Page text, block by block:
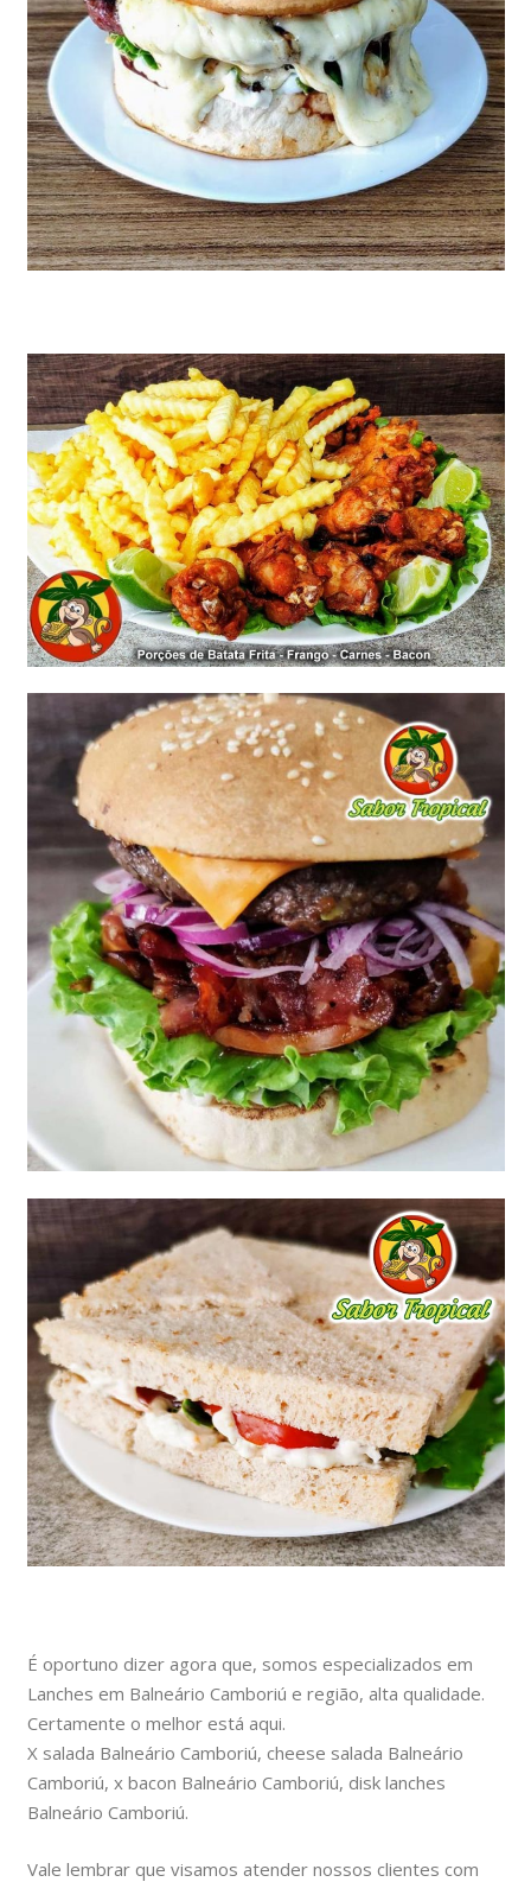
É oportuno dizer agora que, somos especializados em
Lanches em Balneário Camboriú e região, alta qualidade.
Certamente o melhor está aqui.
X salada Balneário Camboriú, cheese salada Balneário
Camboriú, x bacon Balneário Camboriú, disk lanches
Balneário Camboriú.
Vale lembrar que visamos atender nossos clientes com